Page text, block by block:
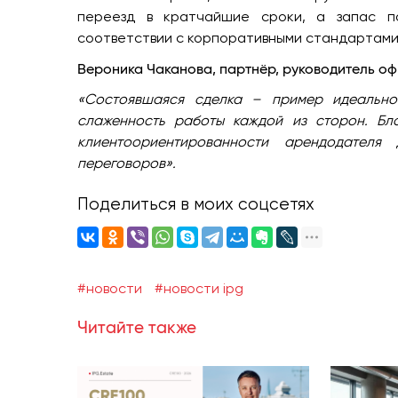
переезд в кратчайшие сроки, а запас
соответствии с корпоративными
Вероника Чаканова, партнёр, руководитель
«Состоявшаяся сделка – пример
слаженность работы каждой из сторон.
клиентоориентированности
переговоров».
Поделиться в моих соцсетях
#новости #новости ipg
Читайте также